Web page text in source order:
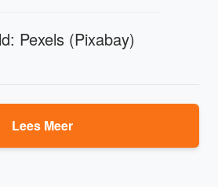
Pexels (Pixabay)
Lees Meer